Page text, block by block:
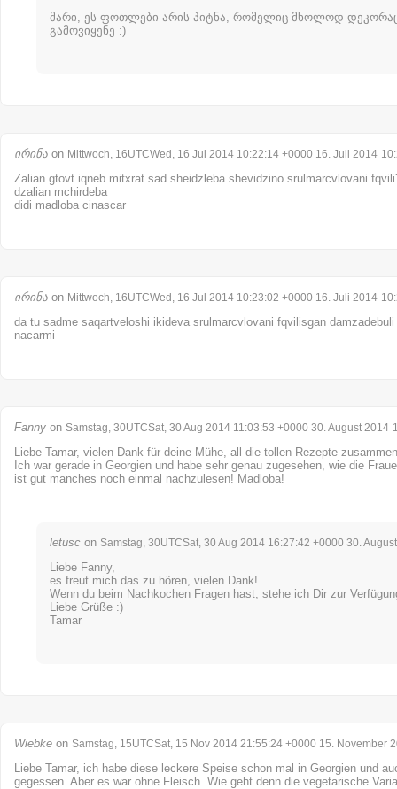
მარი, ეს ფოთლები არის პიტნა, რომელიც მხოლოდ
გამოვიყენე :)
ირინა on Mittwoch, 16UTCWed, 16 Jul 2014 10:22:14 +0000 16. Juli 2014
Zalian gtovt iqneb mitxrat sad sheidzleba shevidzino srulmarcvlovani
dzalian mchirdeba
didi madloba cinascar
ირინა on Mittwoch, 16UTCWed, 16 Jul 2014 10:23:02 +0000 16. Juli 2014
da tu sadme saqartveloshi ikideva srulmarcvlovani fqvilisgan
nacarmi
Fanny on Samstag, 30UTCSat, 30 Aug 2014 11:03:53 +0000 30. August 2014
Liebe Tamar, vielen Dank für deine Mühe, all die tollen Rezepte
Ich war gerade in Georgien und habe sehr genau zugesehen, wie die
ist gut manches noch einmal nachzulesen! Madloba!
letusc on Samstag, 30UTCSat, 30 Aug 2014 16:27:42 +0000 30.
Liebe Fanny,
es freut mich das zu hören, vielen Dank!
Wenn du beim Nachkochen Fragen hast, stehe ich Dir zur
Liebe Grüße :)
Tamar
Wiebke on Samstag, 15UTCSat, 15 Nov 2014 21:55:24 +0000 15. November
Liebe Tamar, ich habe diese leckere Speise schon mal in Georgien und
gegessen. Aber es war ohne Fleisch. Wie geht denn die vegetarische